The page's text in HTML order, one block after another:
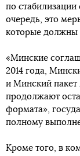
по
очередь, это
которые должны
«Минские
2014 года,
и Минский пакет
продолжают
формата»,
полному
Кроме того, в